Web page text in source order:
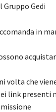
Gruppo Gedi
in
volta che
link presenti